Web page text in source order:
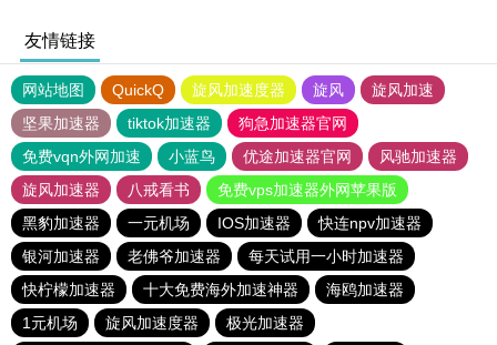
友情链接
网站地图 QuickQ 旋风加速度器 旋风
旋风加速
坚果加速器
tiktok加速器
狗急加速器官网
免费vqn外网加速
小蓝鸟 优途加速器官网
风驰加速器
旋风加速器
八戒看书
免费vps加速器外网苹果版
黑豹加速器
一元机场 IOS加速器
快连npv加速器
银河加速器
老佛爷加速器
每天试用一小时加速器
快柠檬加速器
十大免费海外加速神器
海鸥加速器
1元机场
旋风加速度器
极光加速器